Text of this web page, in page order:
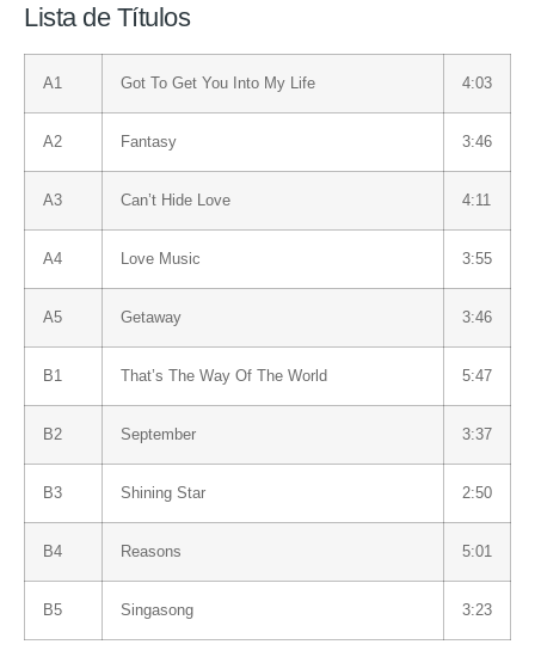
Lista de Títulos
A1 Got To Get You Into My Life 4:03
A2 Fantasy 3:46
A3 Can’t Hide Love 4:11
A4 Love Music 3:55
A5 Getaway 3:46
B1 That’s The Way Of The World 5:47
B2 September 3:37
B3 Shining Star 2:50
B4 Reasons 5:01
B5 Singasong 3:23